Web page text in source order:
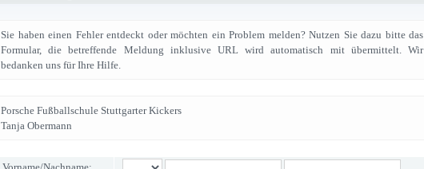
Sie haben einen Fehler entdeckt oder möchten ein Problem melden? Nutzen Sie dazu bitte das
Formular, die betreffende Meldung inklusive URL wird automatisch mit übermittelt. Wir
bedanken uns für Ihre Hilfe.
Porsche Fußballschule Stuttgarter Kickers
Tanja Obermann